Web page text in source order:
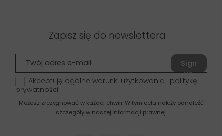
Zapisz się do newslettera
Sign
up
Akceptuję ogólne warunki użytkowania i politykę
prywatności
Możesz zrezygnować w każdej chwili. W tym celu należy odnaleźć
szczegóły w naszej informacji prawnej.